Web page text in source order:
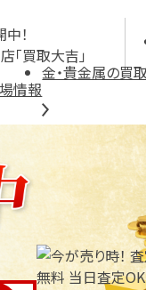
！
「買取大吉」
情報
金・貴金属の買